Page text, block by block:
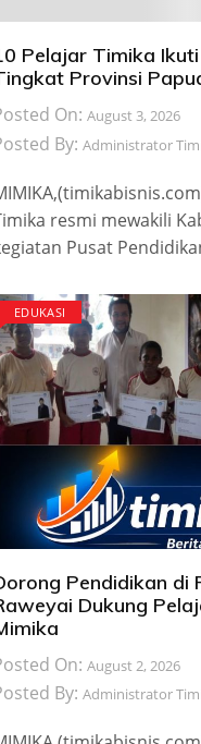
Pelajar Timika
Provinsi
On: August 3, 2026
By: Administrator
resmi mewakili
Pusat
EDUKASI
Pendidikan di
Dukung
On: August 2, 2026
By: Administrator